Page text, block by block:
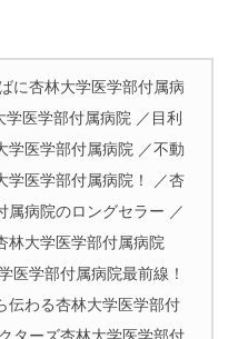
に杏林大学医学部付属病
学医学部付属病院 ／目利
学医学部付属病院 ／不動
学医学部付属病院！ ／杏
属病院のロングセラー ／
林大学医学部付属病院
医学部付属病院最前線！
伝わる杏林大学医学部付
ターズ杏林大学医学部付